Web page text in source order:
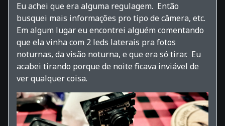
Eu achei que era alguma regulagem. Então
busquei mais informações pro tipo de câmera, etc.
Em algum lugar eu encontrei alguém comentando
que ela vinha com 2 leds laterais pra fotos
noturnas, da visão noturna, e que era só tirar. Eu
acabei tirando porque de noite ficava inviável de
ver qualquer coisa.